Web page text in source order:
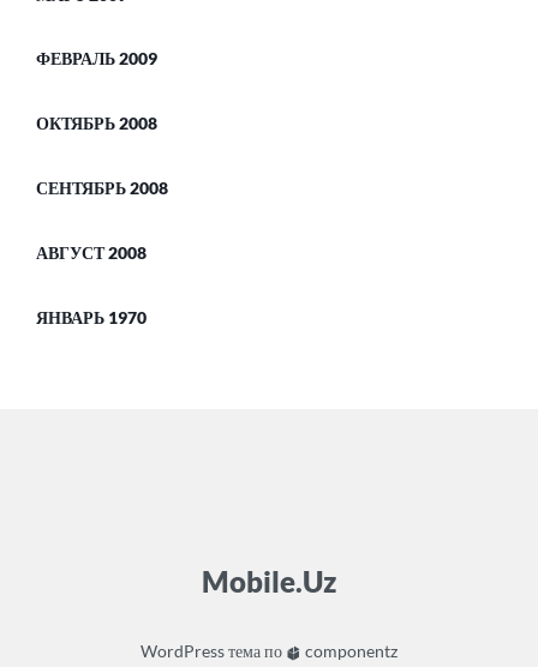
ФЕВРАЛЬ 2009
ОКТЯБРЬ 2008
СЕНТЯБРЬ 2008
АВГУСТ 2008
ЯНВАРЬ 1970
Mobile.Uz
WordPressтема по componentz